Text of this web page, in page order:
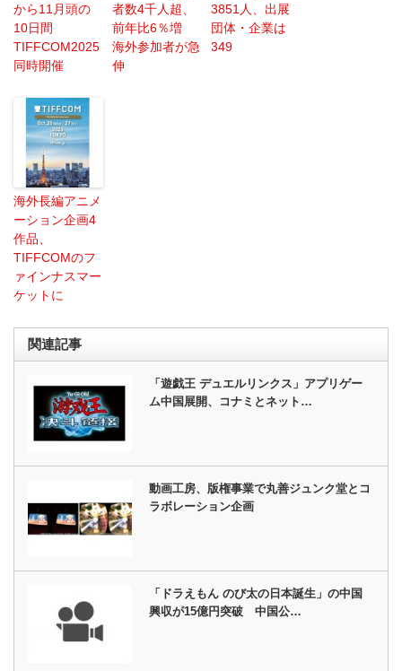
から11月頭の
10日間
TIFFCOM2025
同時開催
者数4千人超、
前年比6％増
海外参加者が急
伸
3851人、出展
団体・企業は
349
海外長編アニメ
ーション企画4
作品、
TIFFCOMのフ
ァインナスマー
ケットに
関連記事
「遊戯王 デュエルリンクス」アプリゲー
ム中国展開、コナミとネット…
動画工房、版権事業で丸善ジュンク堂とコ
ラボレーション企画
「ドラえもん のび太の日本誕生」の中国
興収が15億円突破 中国公…